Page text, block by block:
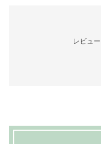
レビュ